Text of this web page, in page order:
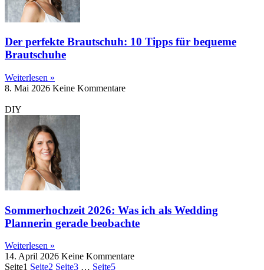
Der perfekte Brautschuh: 10 Tipps für bequeme
Brautschuhe
Weiterlesen »
8. Mai 2026 Keine Kommentare
DIY
Sommerhochzeit 2026: Was ich als Wedding
Plannerin gerade beobachte
Weiterlesen »
14. April 2026 Keine Kommentare
Seite1 Seite2 Seite3 … Seite5